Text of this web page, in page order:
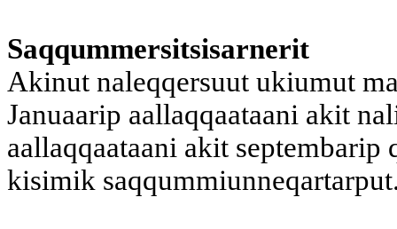
Saqqummersitsisarnerit
Akinut naleqqersuut ukiumut
Januaarip aallaqqaataani akit
aallaqqaataani akit
kisimik